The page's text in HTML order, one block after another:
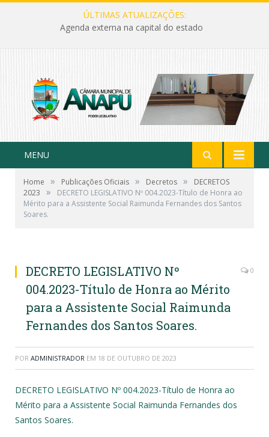
ÚLTIMAS ATUALIZAÇÕES:
Agenda externa na capital do estado
MENU
Home » Publicações Oficiais » Decretos »
DECRETOS
2023
»
DECRETO LEGISLATIVO Nº 004.2023-Título de Honra ao
Mérito para a Assistente Social Raimunda Fernandes dos Santos
Soares.
DECRETO LEGISLATIVO Nº
004.2023-Título de Honra ao Mérito
para a Assistente Social Raimunda
Fernandes dos Santos Soares.
0
POR ADMINISTRADOR EM 18 DE OUTUBRO DE 2023
DECRETO LEGISLATIVO Nº 004.2023-Título de Honra ao
Mérito para a Assistente Social Raimunda Fernandes dos
Santos Soares.